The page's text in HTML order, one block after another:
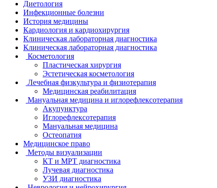
Диетология
Инфекционные болезни
История медицины
Кардиология и кардиохирургия
Клиническая лабораторная диагностика
Клиническая лабораторная диагностика
Косметология
Пластическая хирургия
Эстетическая косметология
Лечебная физкультура и физиотерапия
Медицинская реабилитация
Мануальная медицина и иглорефлексотерапия
Акупунктура
Иглорефлексотерапия
Мануальная медицина
Остеопатия
Медицинское право
Методы визуализации
КТ и МРТ диагностика
Лучевая диагностика
УЗИ диагностика